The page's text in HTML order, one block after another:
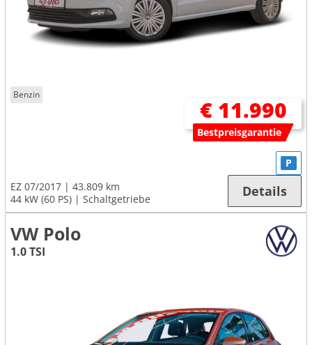
Benzin
€ 11.990
Bestpreisgarantie
EZ 07/2017
43.809 km
44 kW (60 PS)
Schaltgetriebe
P
Details
VW Polo
1.0 TSI